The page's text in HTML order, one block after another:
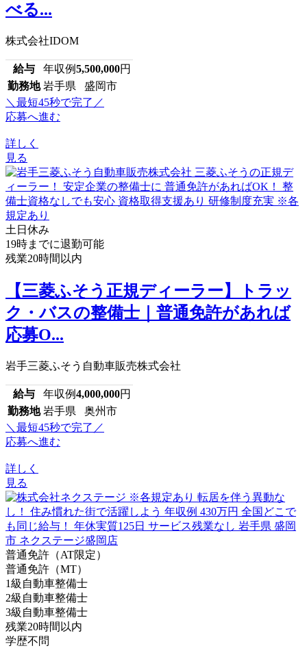
べる...
株式会社IDOM
給与 年収例5,500,000円
勤務地 岩手県 盛岡市
＼最短45秒で完了／
応募へ進む
詳しく
見る
土日休み
19時までに退勤可能
残業20時間以内
【三菱ふそう正規ディーラー】トラッ
ク・バスの整備士｜普通免許があれば
応募O...
岩手三菱ふそう自動車販売株式会社
給与 年収例4,000,000円
勤務地 岩手県 奥州市
＼最短45秒で完了／
応募へ進む
詳しく
見る
普通免許（AT限定）
普通免許（MT）
1級自動車整備士
2級自動車整備士
3級自動車整備士
残業20時間以内
学歴不問